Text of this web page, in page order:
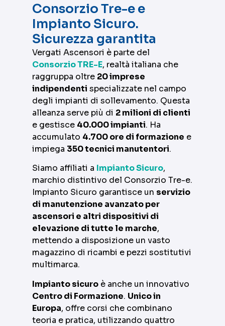
Consorzio Tre-e e
Impianto Sicuro.
Sicurezza garantita
Vergati Ascensori è parte del
Consorzio TRE-E, realtà italiana che
raggruppa oltre 20 imprese
indipendenti specializzate nel campo
degli impianti di sollevamento. Questa
alleanza serve più di 2 milioni di clienti
e gestisce 40.000 impianti. Ha
accumulato 4.700 ore di formazione e
impiega 350 tecnici manutentori.
Siamo affiliati a Impianto Sicuro,
marchio distintivo del Consorzio Tre-e.
Impianto Sicuro garantisce un servizio
di manutenzione avanzato per
ascensori e altri dispositivi di
elevazione di tutte le marche,
mettendo a disposizione un vasto
magazzino di ricambi e pezzi sostitutivi
multimarca.
Impianto sicuro è anche un innovativo
Centro di Formazione. Unico in
Europa, offre corsi che combinano
teoria e pratica, utilizzando quattro